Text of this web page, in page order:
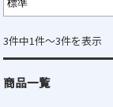
3件中1件～3件を表示
商品一覧